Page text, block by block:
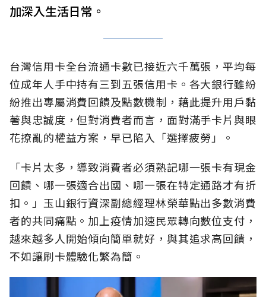
加深入生活日常。
台灣信用卡全台流通卡數已接近六千萬張，平均每
位成年人手中持有三到五張信用卡。各大銀行雖紛
紛推出專屬消費回饋及點數機制，藉此提升用戶黏
著與忠誠度，但對消費者而言，面對滿手卡片與眼
花撩亂的權益方案，早已陷入「選擇疲勞」。
「卡片太多，導致消費者必須熟記哪一張卡有現金
回饋、哪一張適合出國、哪一張在特定通路才有折
扣。」玉山銀行資深副總經理林榮華點出多數消費
者的共同痛點。加上疫情加速民眾轉向數位支付，
越來越多人開始傾向簡單就好，與其追求高回饋，
不如讓刷卡體驗化繁為簡。